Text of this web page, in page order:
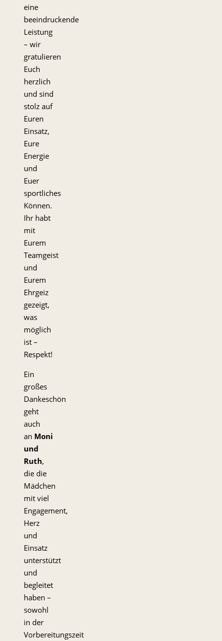
eine
beeindruckende
Leistung
– wir
gratulieren
Euch
herzlich
und sind
stolz auf
Euren
Einsatz,
Eure
Energie
und
Euer
sportliches
Können.
Ihr habt
mit
Eurem
Teamgeist
und
Eurem
Ehrgeiz
gezeigt,
was
möglich
ist –
Respekt!
Ein
großes
Dankeschön
geht
auch
an Moni
und
Ruth,
die die
Mädchen
mit viel
Engagement,
Herz
und
Einsatz
unterstützt
und
begleitet
haben –
sowohl
in der
Vorbereitungszeit